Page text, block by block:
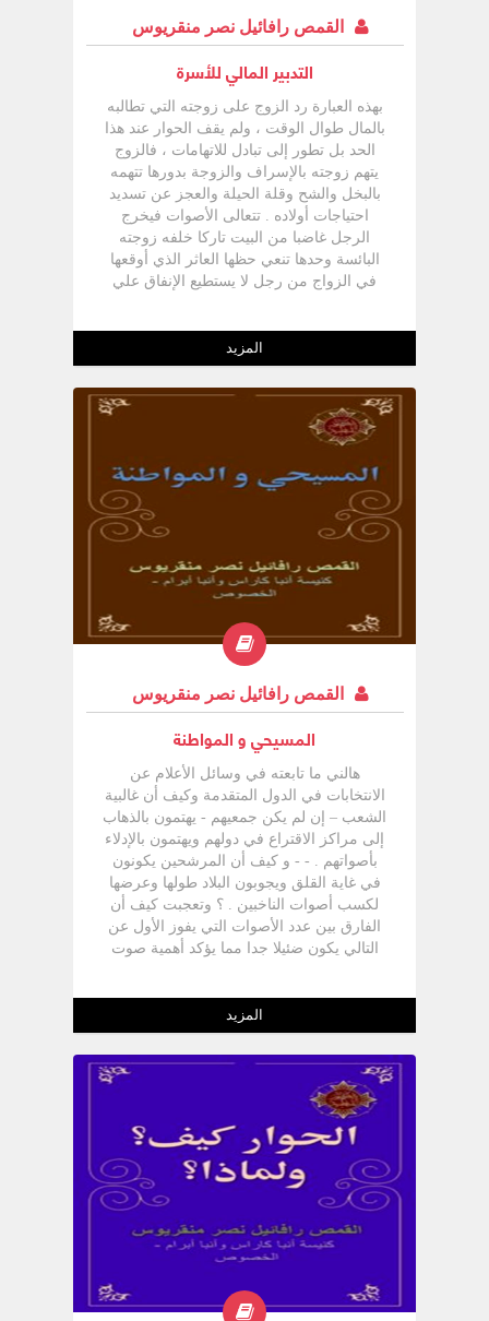
القمص رافائيل نصر منقريوس
التدبير المالي للأسرة
بهذه العبارة رد الزوج على زوجته التي تطالبه
بالمال طوال الوقت ، ولم يقف الحوار عند هذا
الحد بل تطور إلى تبادل للاتهامات ، فالزوج
يتهم زوجته بالإسراف والزوجة بدورها تتهمه
بالبخل والشح وقلة الحيلة والعجز عن تسديد
احتياجات أولاده . تتعالى الأصوات فيخرج
الرجل غاضبا من البيت تاركا خلفه زوجته
البائسة وحدها تنعي حظها العاثر الذي أوقعها
في الزواج من رجل لا يستطيع الإنفاق علي
التي تطلب المال من زوجها دائما مختلفة عن
بقية الزوجات ؟ - أم أنها كبقية الزوجات فقط
تريد تدبير احتياجات أسرتها ؟ ربما أنها مسرفة
أو ربما أنها لا تجيد وضع المال في مكانه
الصحيح . وماذا عن زوجها ؟ هل هو بخيل ؟
المزيد
القمص رافائيل نصر منقريوس
المسيحي و المواطنة
هالني ما تابعته في وسائل الأعلام عن
الانتخابات في الدول المتقدمة وكيف أن غالبية
الشعب – إن لم يكن جمعيهم - يهتمون بالذهاب
إلى مراكز الاقتراع في دولهم ويهتمون بالإدلاء
بأصواتهم . - - و كيف أن المرشحين يكونون
في غاية القلق ويجوبون البلاد طولها وعرضها
لكسب أصوات الناخبين . ؟ وتعجبت كيف أن
الفارق بين عدد الأصوات التي يفوز الأول عن
التالي يكون ضئيلا جدا مما يؤكد أهمية صوت
بهدوء وبنظام وبدقة . وسألت نفسي : + لماذا
لا يكون الأمر هكذا عندنا ؟ + لماذا لا نهتم
بالذهاب إلى مراكز الاقتراع ؟ ولماذا نرى
فروق صارخة بين عدد الأصوات التي يفوز بها
المزيد